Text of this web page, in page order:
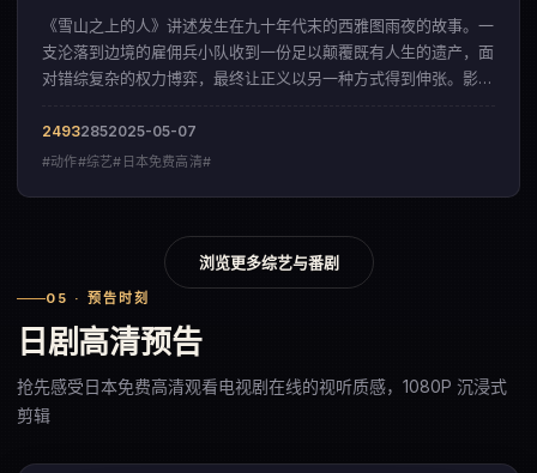
《雪山之上的人》讲述发生在九十年代末的西雅图雨夜的故事。一
支沦落到边境的雇佣兵小队收到一份足以颠覆既有人生的遗产，面
对错综复杂的权力博弈，最终让正义以另一种方式得到伸张。影片
24932852025-05-07
#动作#综艺#日本免费高清#
浏览更多综艺与番剧
05 · 预告时刻
日剧高清预告
抢先感受日本免费高清观看电视剧在线的视听质感，1080P 沉浸式
剪辑